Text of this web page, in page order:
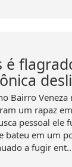
é
Bairro
um rapaz
pessoal ele
bateu em um
a fugir